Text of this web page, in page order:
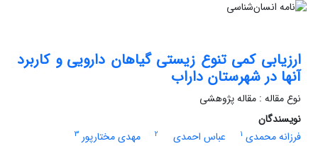
ارزیابی کمی تنوع زیستی گیاهان دارویی و کاربرد
آنها در شهرستان داراب
نوع مقاله : مقاله پژوهشی
نویسندگان
فرزانه محمدی 1 عباس احمدی 2 مهدی مختارپور 3